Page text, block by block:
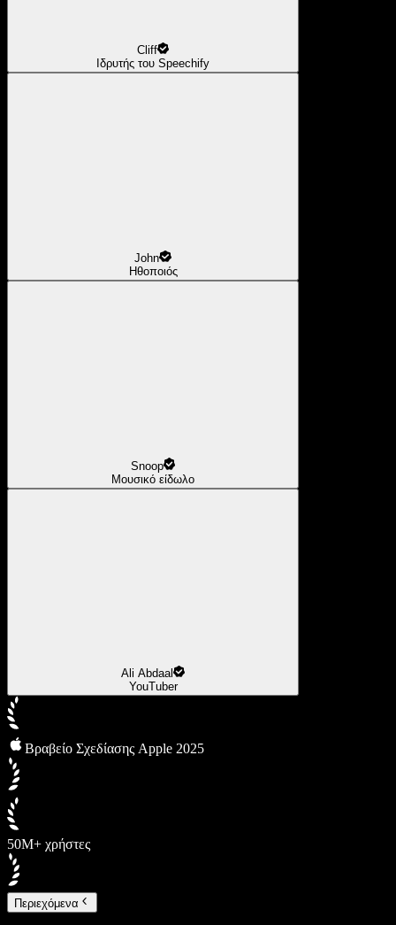
Cliff
Ιδρυτής του Speechify
John
Ηθοποιός
Snoop
Μουσικό είδωλο
Ali Abdaal
YouTuber
Βραβείο Σχεδίασης Apple 2025
50M+ χρήστες
Περιεχόμενα